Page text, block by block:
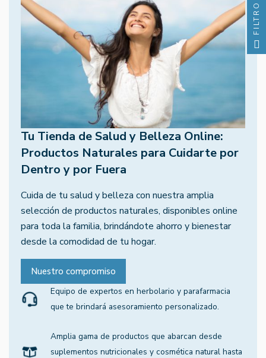
Tu Tienda de Salud y Belleza Online:
Productos Naturales para Cuidarte por
Dentro y por Fuera
Cuida de tu salud y belleza con nuestra amplia
selección de productos naturales, disponibles online
para toda la familia, brindándote ahorro y bienestar
desde la comodidad de tu hogar.
Nuestro compromiso
Equipo de expertos en herbolario y parafarmacia
que te brindará asesoramiento personalizado.
Amplia gama de productos que abarcan desde
suplementos nutricionales y cosmética natural hasta
FILTRO